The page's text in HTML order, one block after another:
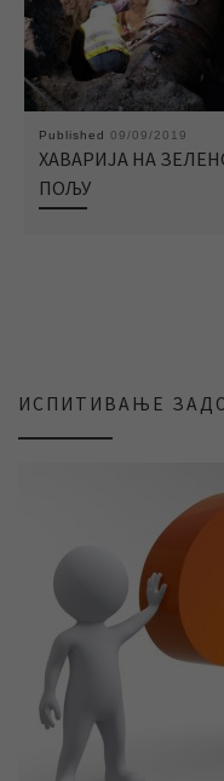
Published 09/09/2019
ХАВАРИЈА НА
ПОЉУ
ИСПИТИВАЊЕ